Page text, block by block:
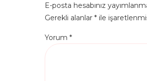
E-posta hesabınız
Gerekli alanlar *ile
Yorum *